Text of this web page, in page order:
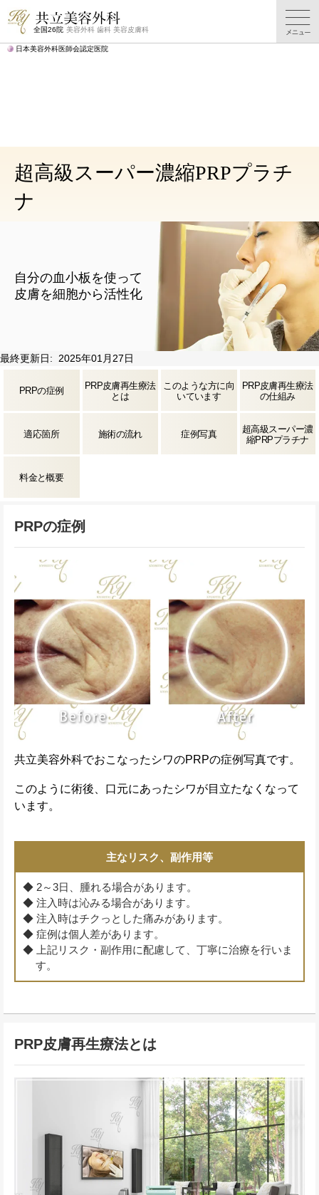
全国26院 美容外科 歯科 美容皮膚科
日本美容外科医師会認定医院
しわ
TOP
たるみ
TOP
症例写真
超高級スーパー濃縮PRPプラチ
ナ
自分の血小板を使って
皮膚を細胞から活性化
最終更新日: 2025年01月27日
PRPの症例
PRP皮膚再生療法
とは
このような方に向
いています
PRP皮膚再生療法
の仕組み
適応箇所 施術の流れ 症例写真
超高級スーパー濃
縮PRPプラチナ
料金と概要
PRPの症例
共立美容外科でおこなったシワのPRPの症例写真です。
このように術後、口元にあったシワが目立たなくなって
います。
主なリスク、副作用等
◆ 2～3日、腫れる場合があります。
◆ 注入時は沁みる場合があります。
◆ 注入時はチクっとした痛みがあります。
◆ 症例は個人差があります。
◆ 上記リスク・副作用に配慮して、丁寧に治療を行いま
す。
PRP皮膚再生療法とは